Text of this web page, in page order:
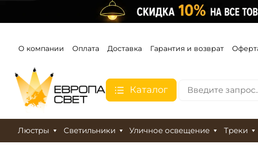
О компании Оплата Доставка Гарантия и возврат
Каталог
Люстры Светильники Уличное освещение Треки